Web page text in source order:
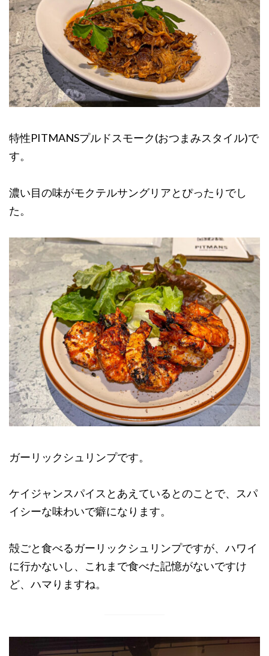
特性PITMANSプルドスモーク(おつまみスタイル)で
す。
濃い目の味がモクテルサングリアとぴったりでし
た。
ガーリックシュリンプです。
ケイジャンスパイスとあえているとのことで、スパ
イシーな味わいで癖になります。
殻ごと食べるガーリックシュリンプですが、ハワイ
に行かないし、これまで食べた記憶がないですけ
ど、ハマりますね。